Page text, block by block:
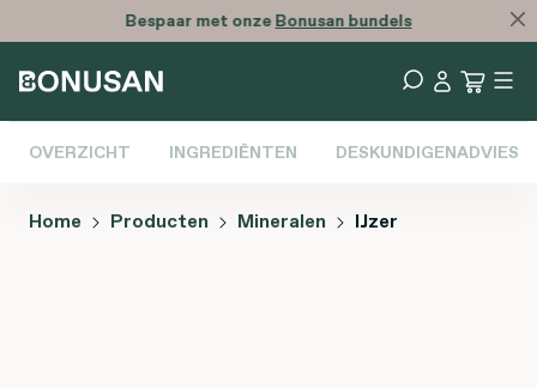
Bespaar met onzeBonusan bundels
OVERZICHT INGREDIËNTEN DESKUNDIGENADVIES
Home Producten Mineralen IJzer